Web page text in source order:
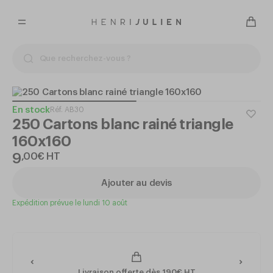
En stockRéf. AB30
250 Cartons blanc rainé triangle
160x160
9,00€ HT
Ajouter au devis
Expédition prévue le lundi 10 août